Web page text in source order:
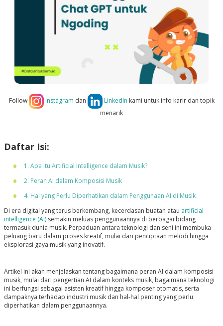
Follow Instagram dan LinkedIn kami untuk info karir dan topik
menarik
Daftar Isi:
1. Apa Itu Artificial Intelligence dalam Musik?
2. Peran AI dalam Komposisi Musik
4. Hal yang Perlu Diperhatikan dalam Penggunaan AI di Musik
Di era digital yang terus berkembang, kecerdasan buatan atau artificial
intelligence (AI)semakin meluas penggunaannya di berbagai bidang
termasuk dunia musik. Perpaduan antara teknologi dan seni ini membuka
peluang baru dalam proses kreatif, mulai dari penciptaan melodi hingga
eksplorasi gaya musik yang inovatif.
Artikel ini akan menjelaskan tentang bagaimana peran AI dalam komposisi
musik, mulai dari pengertian AI dalam konteks musik, bagaimana teknologi
ini berfungsi sebagai asisten kreatif hingga komposer otomatis, serta
dampaknya terhadap industri musik dan hal-hal penting yang perlu
diperhatikan dalam penggunaannya.